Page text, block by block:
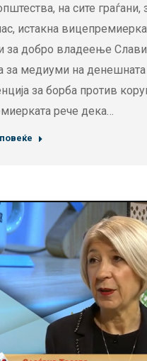
на сите граѓани,
истакна
за добро владеење
за медиуми на
за борба против
рече дека…